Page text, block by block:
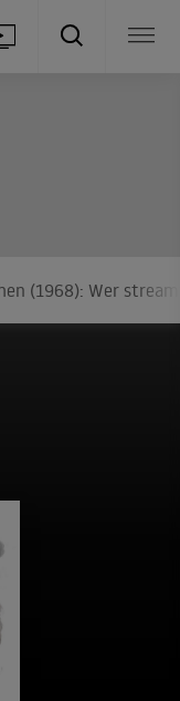
(1968): Wer